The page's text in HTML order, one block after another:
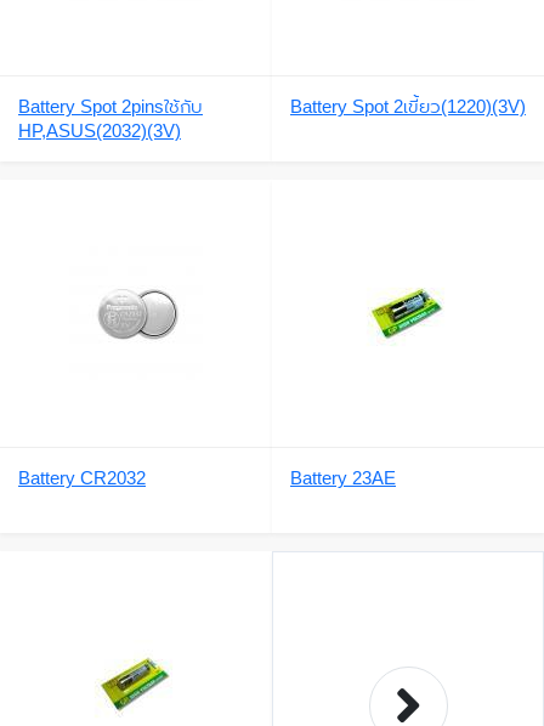
Battery Spot 2pinsใช้กับ
HP,ASUS(2032)(3V)
Battery Spot 2เขี้ยว(1220)(3V)
Battery CR2032 Battery 23AE